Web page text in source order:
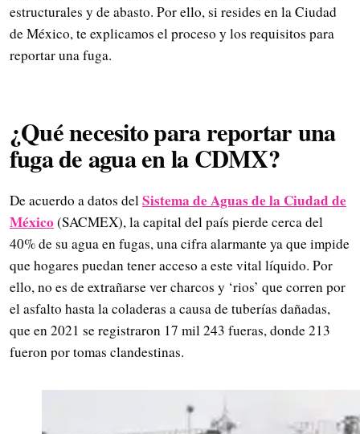
estructurales y de abasto. Por ello, si resides en la Ciudad
de México, te explicamos el proceso y los requisitos para
reportar una fuga.
¿Qué necesito para reportar una
fuga de agua en la CDMX?
De acuerdo a datos delSistema de Aguas de la Ciudad de
México(SACMEX), la capital del país pierde cerca del
40% de su agua en fugas, una cifra alarmante ya que impide
que hogares puedan tener acceso a este vital líquido. Por
ello, no es de extrañarse ver charcos y ‘rios’ que corren por
el asfalto hasta la coladeras a causa de tuberías dañadas,
que en 2021 se registraron 17 mil 243 fueras, donde 213
fueron por tomas clandestinas.